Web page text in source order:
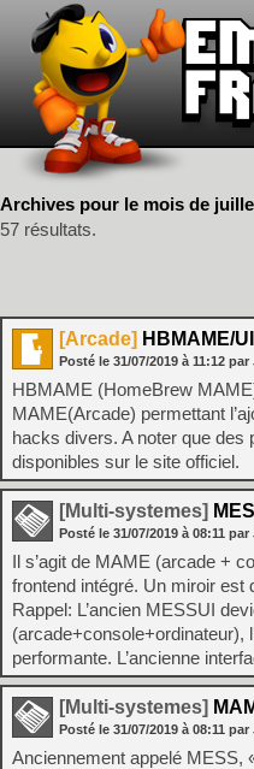
Archives pour le mois de
57 résultats.
[Arcade] HBMAME/
Posté le 31/07/2019 à 11:12 par
HBMAME (HomeBrew
MAME(Arcade) permettant
hacks divers. A noter que
disponibles sur le site
[Multi-systemes]
Posté le 31/07/2019 à 08:11 par
Il s’agit de MAME (arcade +
frontend intégré. Un miroir
Rappel: L’ancien MESSUI
(arcade+console+ordinateur),
performante. L’ancienne
[Multi-systemes]
Posté le 31/07/2019 à 08:11 par
Anciennement appelé MESS,